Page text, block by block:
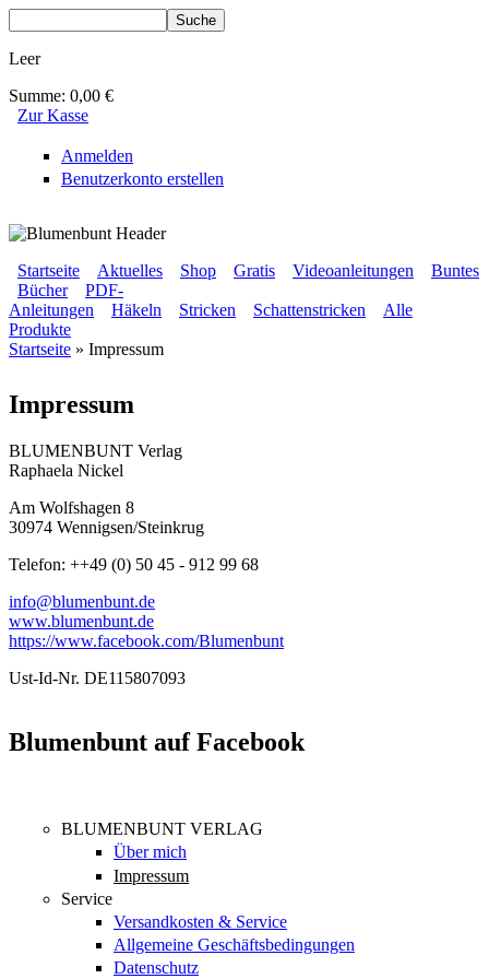
Leer
Summe: 0,00 €
Zur Kasse
Anmelden
Benutzerkonto erstellen
BLUMENBUNT VERLAG
Sekundärmenü
Startseite Aktuelles Shop Gratis Videoanleitungen Buntes
Hauptmenü
Bücher
PDF-
Anleitungen
Häkeln Stricken Schattenstricken
Alle
Produkte
Startseite » Impressum
Impressum
BLUMENBUNT Verlag
Raphaela Nickel
Am Wolfshagen 8
30974 Wennigsen/Steinkrug
Telefon: ++49 (0) 50 45 - 912 99 68
info@blumenbunt.de
www.blumenbunt.de
https://www.facebook.com/Blumenbunt
Ust-Id-Nr. DE115807093
Blumenbunt auf Facebook
BLUMENBUNT VERLAG
Über mich
Impressum
Service
Versandkosten & Service
Allgemeine Geschäftsbedingungen
Datenschutz